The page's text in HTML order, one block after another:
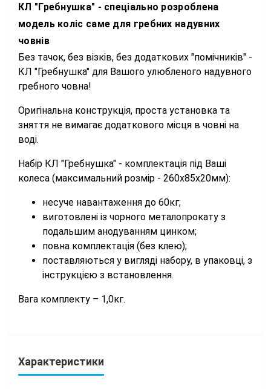
КЛ "Гребнушка" - спеціально розроблена
модель коліс саме для гребних надувних
човнів
Без тачок, без візків, без додаткових "помічників" -
КЛ "Гребнушка" для Вашого улюбленого надувного
гребного човна!
Оригінальна конструкція, проста установка та
зняття не вимагає додаткового місця в човні на
воді.
Набір КЛ "Гребнушка" - комплектація під Ваші
колеса (максимальний розмір - 260х85х20мм):
несуче навантаження до 60кг;
виготовлені із чорного металопрокату з
подальшим анодуванням цинком;
повна комплектація (без клею);
поставляються у вигляді набору, в упаковці, з
інструкцією з встановлення.
Вага комплекту – 1,0кг.
Характеристики